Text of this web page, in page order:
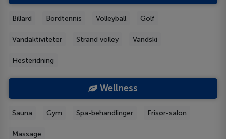
Billard Bordtennis Volleyball Golf
Vandaktiviteter Strand volley Vandski
Hesteridning
Wellness
Sauna Gym Spa-behandlinger Frisør-salon
Massage